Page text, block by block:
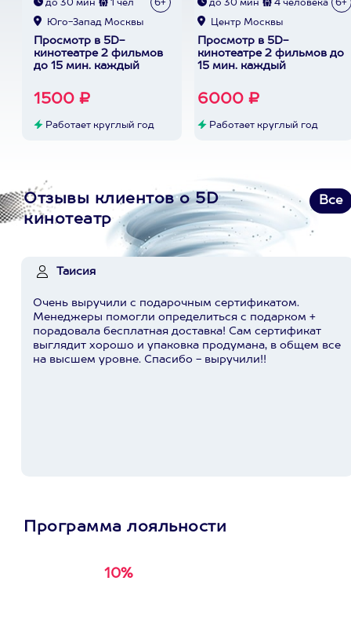
до 30 мин 1 чел 6+
Юго-Запад Москвы
Просмотр в 5D-
кинотеатре 2 фильмов
до 15 мин. каждый
1500 ₽
Работает круглый год
до 30 мин 4 человека 6+
Центр Москвы
Просмотр в 5D-
кинотеатре 2 фильмов до
15 мин. каждый
6000 ₽
Работает круглый год
Отзывы клиентов о 5D
кинотеатр
Все
Таисия
Очень выручили с подарочным сертификатом.
Менеджеры помогли определиться с подарком +
порадовала бесплатная доставка! Сам сертификат
выглядит хорошо и упаковка продумана, в общем все
на высшем уровне. Спасибо - выручили!!
Программа лояльности
10%